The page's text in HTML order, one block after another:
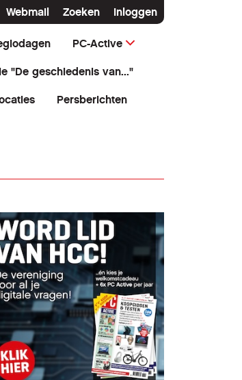
Webmail Zoeken Inloggen
PC-Active
"De geschiedenis van..."
Persberichten